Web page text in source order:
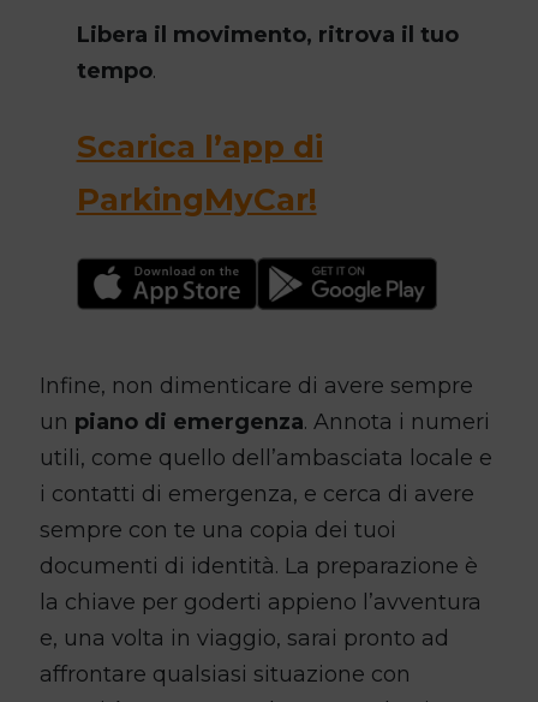
Libera il movimento, ritrova il tuo
tempo.
Scarica l’app di
ParkingMyCar!
Infine, non dimenticare di avere sempre
un piano di emergenza. Annota i numeri
utili, come quello dell’ambasciata locale e
i contatti di emergenza, e cerca di avere
sempre con te una copia dei tuoi
documenti di identità. La preparazione è
la chiave per goderti appieno l’avventura
e, una volta in viaggio, sarai pronto ad
affrontare qualsiasi situazione con